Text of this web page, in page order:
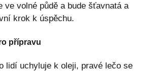
ve volné půdě a bude šťavnatá a
krok k úspěchu.
přípravu
lidí uchyluje k oleji, pravé lečo se